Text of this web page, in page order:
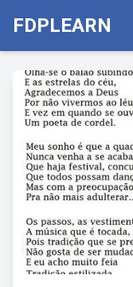
FDPLEARN